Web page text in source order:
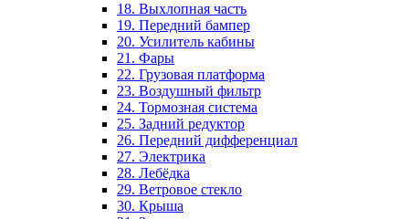
18. Выхлопная часть
19. Передний бампер
20. Усилитель кабины
21. Фары
22. Грузовая платформа
23. Воздушный фильтр
24. Тормозная система
25. Задний редуктор
26. Передний дифференциал
27. Электрика
28. Лебёдка
29. Ветровое стекло
30. Крыша